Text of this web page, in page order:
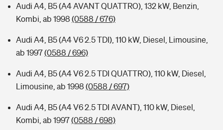
Audi A4, B5 (A4 AVANT QUATTRO), 132 kW, Benzin,
Kombi, ab 1998 (0588 / 676)
Audi A4, B5 (A4 V6 2.5 TDI), 110 kW, Diesel, Limousine,
ab 1997(0588 / 696)
Audi A4, B5 (A4 V6 2.5 TDI QUATTRO), 110 kW, Diesel,
Limousine, ab 1998 (0588 / 697)
Audi A4, B5 (A4 V6 2.5 TDI AVANT), 110 kW, Diesel,
Kombi, ab 1997(0588 / 698)